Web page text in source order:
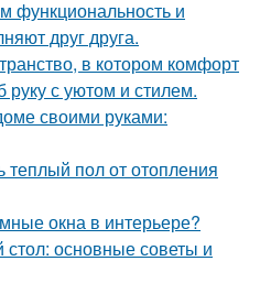
функциональность и
друг друга.
в котором комфорт
руку с уютом и стилем.
своими руками:
теплый пол от отопления
окна в интерьере?
основные советы и